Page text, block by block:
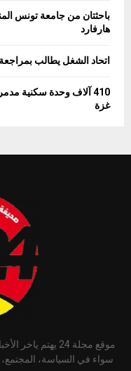
باحثتان من جامعة تونس
هارفارد
اتحاد الشغل يطالب
غزة
موقع مجلة 24
سواء في السياسة، المجتمع،